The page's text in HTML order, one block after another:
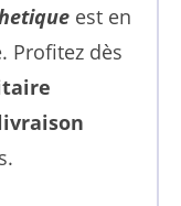
est en
Profitez dès